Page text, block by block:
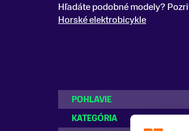
Hľadáte podobné modely?
Horské elektrobicykle
POHLAVIE
KATEGÓRIA